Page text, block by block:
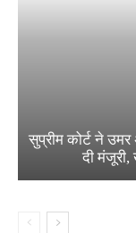
सुप्रीम कोर्ट ने
दी मंजूरी,